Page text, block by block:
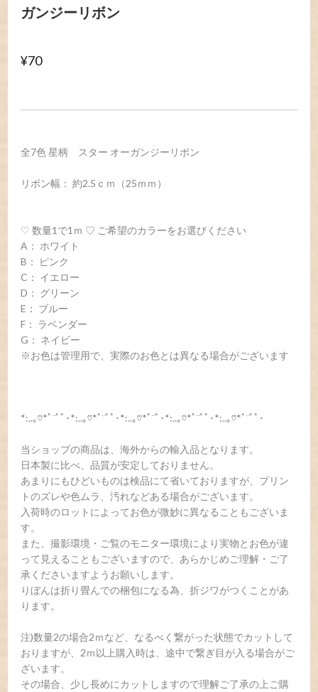
ガンジーリボン
¥70
全7色 星柄 スター オーガンジーリボン
リボン幅： 約2.5ｃｍ（25ｍｍ）
♡ 数量1で1ｍ ♡ ご希望のカラーをお選びください
A： ホワイト
B： ピンク
C： イエロー
D： グリーン
E： ブルー
F： ラベンダー
G： ネイビー
※お色は管理用で、実際のお色とは異なる場合がございます
*:..｡♡*ﾟ¨ﾟﾟ･*:..｡♡*ﾟ¨ﾟﾟ･*:..｡♡*ﾟ¨ﾟ･*:..｡♡*ﾟ¨ﾟﾟ･*:..｡♡*ﾟ¨ﾟﾟ･
当ショップの商品は、海外からの輸入品となります。
日本製に比べ、品質が安定しておりません。
あまりにもひどいものは検品にて省いておりますが、プリン
トのズレや色ムラ、汚れなどある場合がございます。
入荷時のロットによってお色が微妙に異なることもございま
す。
また、撮影環境・ご覧のモニター環境により実物とお色が違
って見えることもございますので、あらかじめご理解・ご了
承くださいますようお願いします。
りぼんは折り畳んでの梱包になる為、折ジワがつくことがあ
ります。
注)数量2の場合2ｍなど、なるべく繋がった状態でカットして
おりますが、2ｍ以上購入時は、途中で繋ぎ目が入る場合がご
ざいます。
その場合、少し長めにカットしますので理解ご了承の上ご購